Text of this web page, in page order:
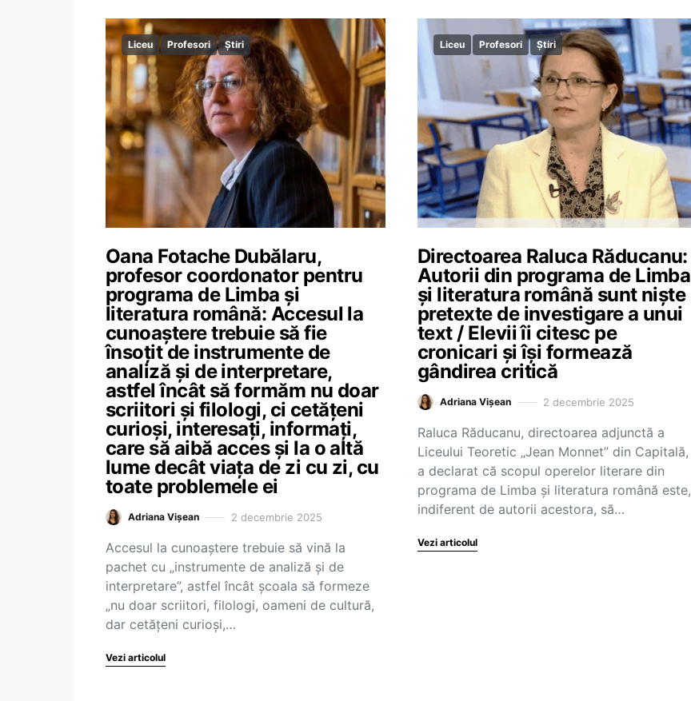
Liceu Profesori Știri
Oana Fotache Dubălaru,
profesor coordonator pentru
programa de Limba și
literatura română: Accesul la
cunoaștere trebuie să fie
însoțit de instrumente de
analiză și de interpretare,
astfel încât să formăm nu doar
scriitori și filologi, ci cetățeni
curioși, interesați, informați,
care să aibă acces și la o altă
lume decât viața de zi cu zi, cu
toate problemele ei
Adriana Vișean 2 decembrie 2025
Accesul la cunoaștere trebuie să vină la
pachet cu „instrumente de analiză și de
interpretare”, astfel încât școala să formeze
„nu doar scriitori, filologi, oameni de cultură,
dar cetățeni curioși,…
Vezi articolul
Liceu Profesori Știri
Directoarea Raluca Răducanu:
Autorii din programa de Limba
și literatura română sunt niște
pretexte de investigare a unui
text / Elevii îi citesc pe
cronicari și își formează
gândirea critică
Adriana Vișean 2 decembrie 2025
Raluca Răducanu, directoarea adjunctă a
Liceului Teoretic „Jean Monnet” din Capitală,
a declarat că scopul operelor literare din
programa de Limba și literatura română este,
indiferent de autorii acestora, să…
Vezi articolul